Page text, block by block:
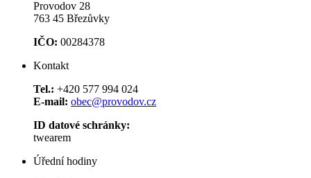
Provodov 28
763 45 Březůvky
IČO: 00284378
Kontakt
Tel.: +420 577 994 024
E-mail: obec@provodov.cz
ID datové schránky:
twearem
Úřední hodiny